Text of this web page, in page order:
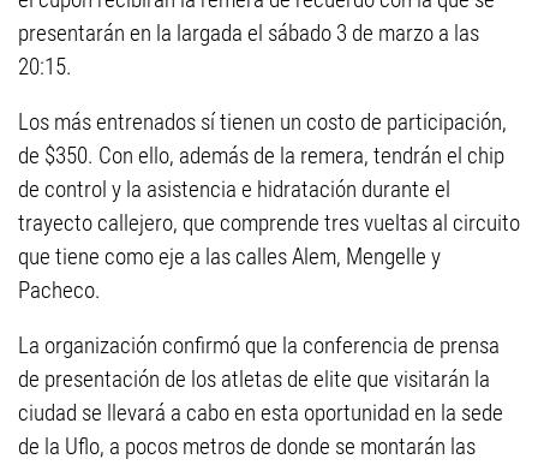
presentarán en la largada el sábado 3 de marzo a las
20:15.
Los más entrenados sí tienen un costo de participación,
de $350. Con ello, además de la remera, tendrán el chip
de control y la asistencia e hidratación durante el
trayecto callejero, que comprende tres vueltas al circuito
que tiene como eje a las calles Alem, Mengelle y
Pacheco.
La organización confirmó que la conferencia de prensa
de presentación de los atletas de elite que visitarán la
ciudad se llevará a cabo en esta oportunidad en la sede
de la Uflo, a pocos metros de donde se montarán las